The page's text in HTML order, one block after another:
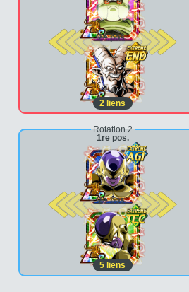
2e pos.
2 liens
Rotation 2
1re pos.
2e pos.
5 liens